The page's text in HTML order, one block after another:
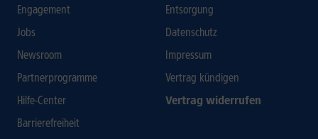
Engagement
Jobs
Newsroom
Partnerprogramme
Hilfe-Center
Barrierefreiheit
Entsorgung
Datenschutz
Impressum
Vertrag kündigen
Vertrag widerrufen